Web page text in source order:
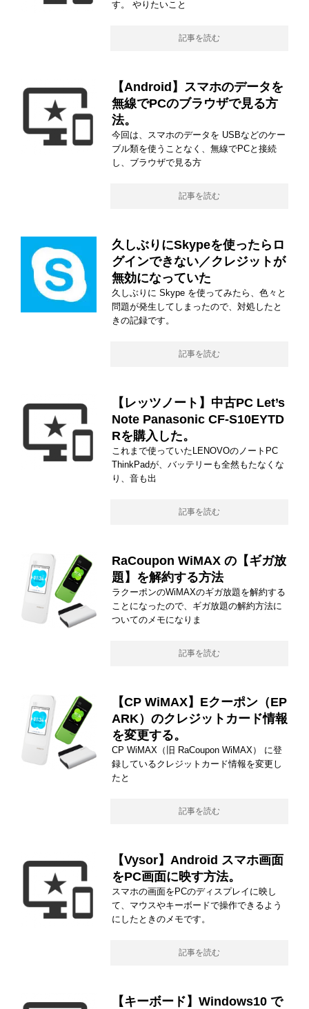
す。 やりたいこと
記事を読む
【Android】スマホのデータを
無線でPCのブラウザで見る方
法。
今回は、スマホのデータを USBなどのケー
ブル類を使うことなく、無線でPCと接続
し、ブラウザで見る方
記事を読む
久しぶりにSkypeを使ったらロ
グインできない／クレジットが
無効になっていた
久しぶりに Skype を使ってみたら、色々と
問題が発生してしまったので、対処したと
きの記録です。
記事を読む
【レッツノート】中古PC Let’s
Note Panasonic CF-S10EYTD
Rを購入した。
これまで使っていたLENOVOのノートPC
ThinkPadが、バッテリーも全然もたなくな
り、音も出
記事を読む
RaCoupon WiMAX の【ギガ放
題】を解約する方法
ラクーポンのWiMAXのギガ放題を解約する
ことになったので、ギガ放題の解約方法に
ついてのメモになりま
記事を読む
【CP WiMAX】Eクーポン（EP
ARK）のクレジットカード情報
を変更する。
CP WiMAX（旧 RaCoupon WiMAX） に登
録しているクレジットカード情報を変更し
たと
記事を読む
【Vysor】Android スマホ画面
をPC画面に映す方法。
スマホの画面をPCのディスプレイに映し
て、マウスやキーボードで操作できるよう
にしたときのメモです。
記事を読む
【キーボード】Windows10 で